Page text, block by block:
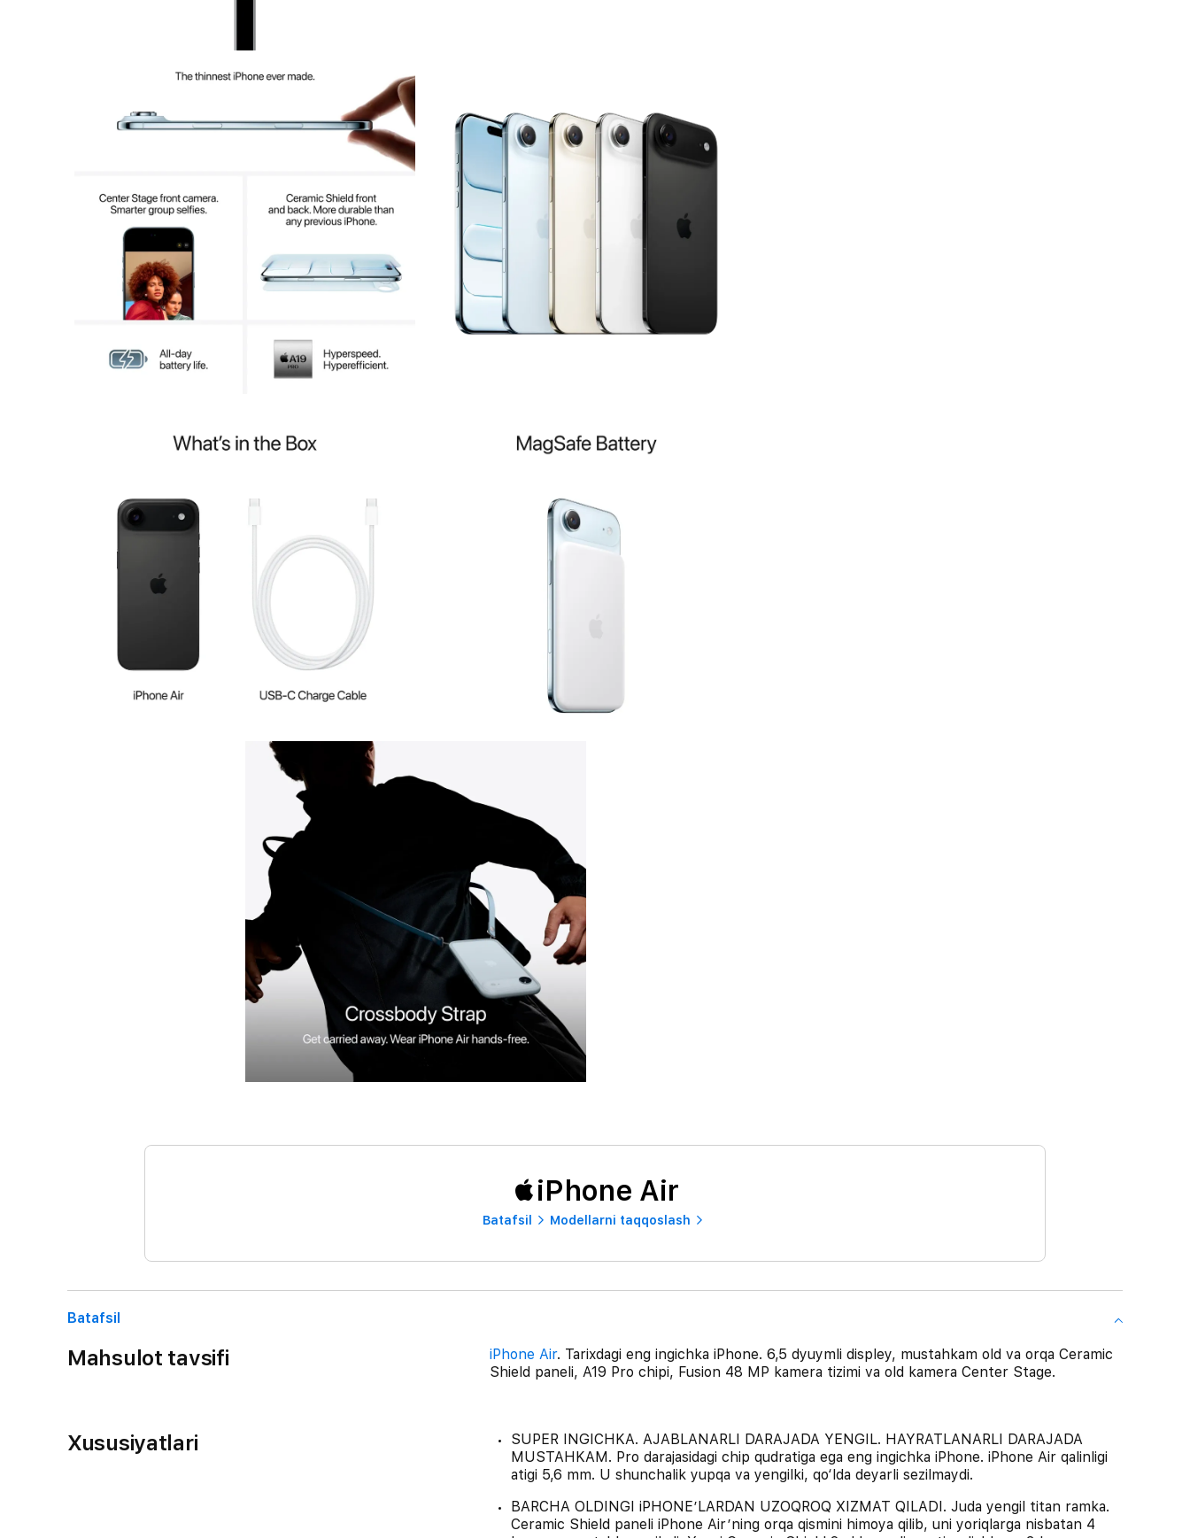
iPhone Air
Batafsil Modellarni taqqoslash
Batafsil
Mahsulot tavsifi iPhone Air. Tarixdagi eng ingichka iPhone. 6,5 dyuymli displey, mustahkam old va orqa Ceramic
Shield paneli, A19 Pro chipi, Fusion 48 MP kamera tizimi va old kamera Center Stage.
Xususiyatlari
SUPER INGICHKA. AJABLANARLI DARAJADA YENGIL. HAYRATLANARLI DARAJADA
MUSTAHKAM. Pro darajasidagi chip qudratiga ega eng ingichka iPhone. iPhone Air qalinligi
atigi 5,6 mm. U shunchalik yupqa va yengilki, qo‘lda deyarli sezilmaydi.
BARCHA OLDINGI iPHONE’LARDAN UZOQROQ XIZMAT QILADI. Juda yengil titan ramka.
Ceramic Shield paneli iPhone Air’ning orqa qismini himoya qilib, uni yoriqlarga nisbatan 4